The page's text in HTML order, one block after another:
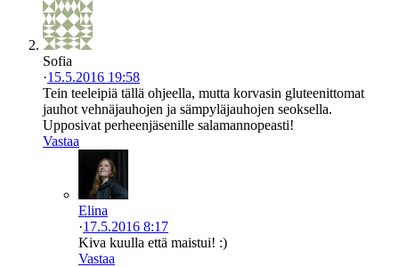
Sofia
·15.5.2016 19:58
Tein teeleipiä tällä ohjeella, mutta korvasin gluteenittomat
jauhot vehnäjauhojen ja sämpyläjauhojen seoksella.
Upposivat perheenjäsenille salamannopeasti!
Vastaa
Elina
·17.5.2016 8:17
Kiva kuulla että maistui! :)
Vastaa